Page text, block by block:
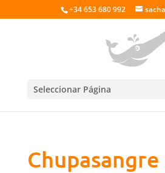
+34 653 680 992
Seleccionar Página
Chupasangre